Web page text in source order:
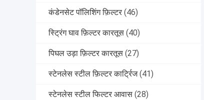
कंडेनसेट पॉलिशिंग फ़िल्टर (46)
स्ट्रिंग घाव फ़िल्टर कारतूस (40)
पिघल उड़ा फ़िल्टर कारतूस (27)
स्टेनलेस स्टील फ़िल्टर कार्ट्रिज (41)
स्टेनलेस स्टील फिल्टर आवास (28)